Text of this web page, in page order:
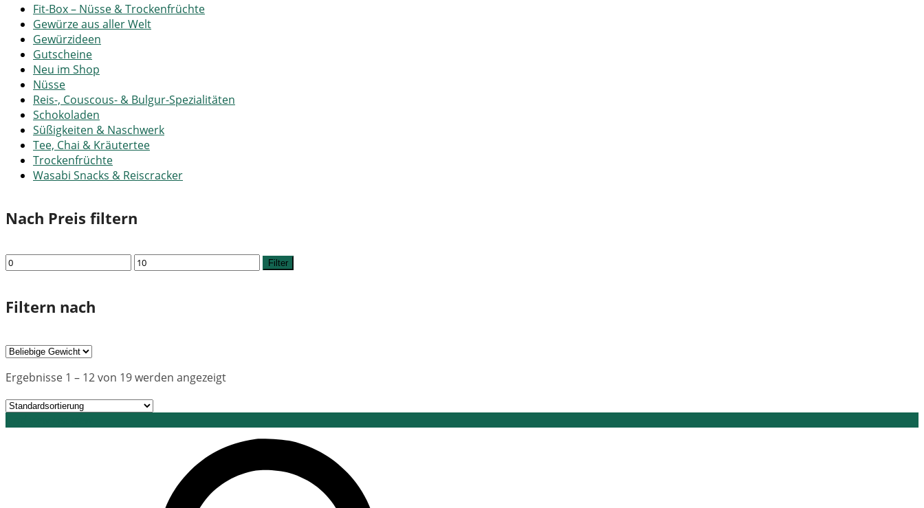
Fit-Box – Nüsse & Trockenfrüchte
Gewürze aus aller Welt
Gewürzideen
Gutscheine
Neu im Shop
Nüsse
Reis-, Couscous- & Bulgur-Spezialitäten
Schokoladen
Süßigkeiten & Naschwerk
Tee, Chai & Kräutertee
Trockenfrüchte
Wasabi Snacks & Reiscracker
Nach Preis filtern
Min.
Max.
Filter
Filtern nach
Ergebnisse 1 – 12 von 19 werden angezeigt